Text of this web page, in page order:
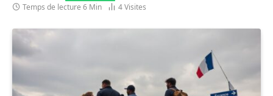
Temps de lecture 6 Min
4Visites